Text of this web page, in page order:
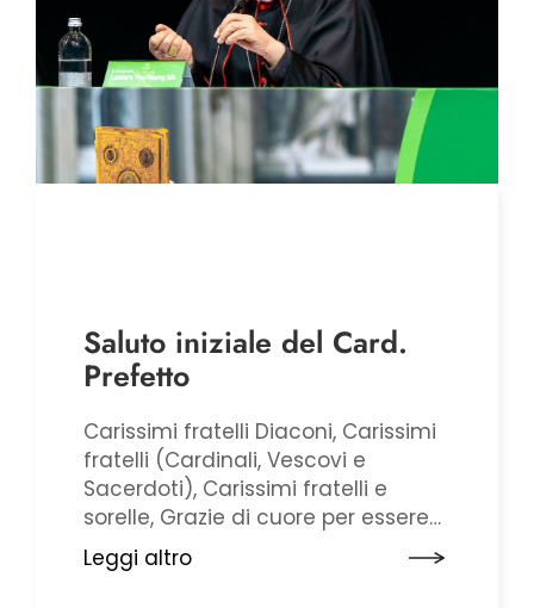
Saluto iniziale del Card.
Prefetto
Carissimi fratelli Diaconi, Carissimi
fratelli (Cardinali, Vescovi e
Sacerdoti), Carissimi fratelli e
sorelle, Grazie di cuore per essere
venuti qui, a questo nostro
Incontro sul ministero dei Diaconi
Leggi altro